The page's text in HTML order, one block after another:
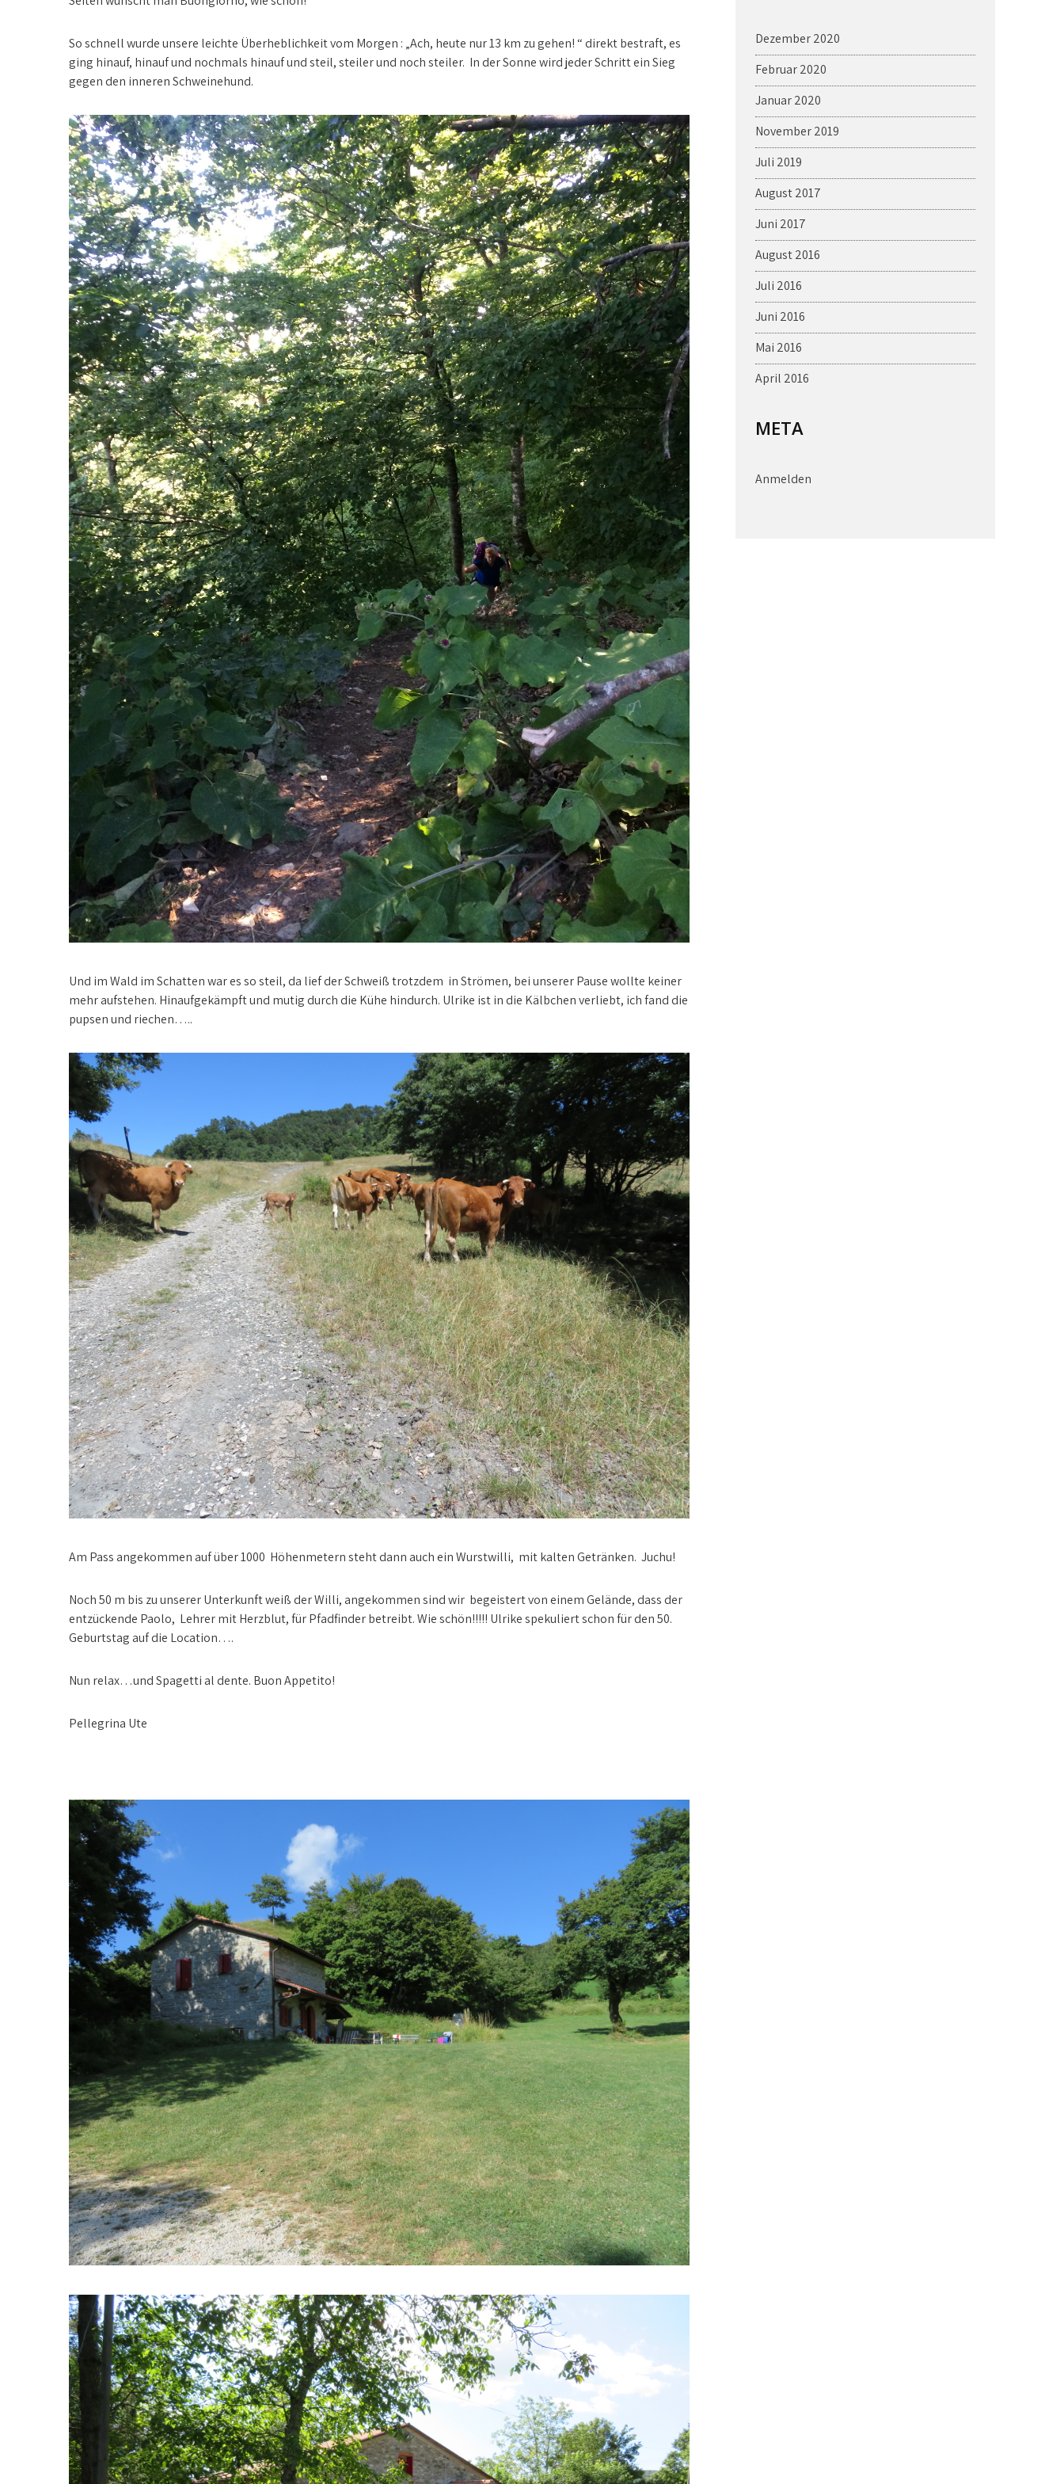
So schnell wurde unsere leichte Überheblichkeit vom Morgen : „Ach, heute nur 13 km zu gehen! “ direkt bestraft, es
ging hinauf, hinauf und nochmals hinauf und steil, steiler und noch steiler. In der Sonne wird jeder Schritt ein Sieg
gegen den inneren Schweinehund.
Und im Wald im Schatten war es so steil, da lief der Schweiß trotzdem in Strömen, bei unserer Pause wollte keiner
mehr aufstehen. Hinaufgekämpft und mutig durch die Kühe hindurch. Ulrike ist in die Kälbchen verliebt, ich fand die
pupsen und riechen…..
Am Pass angekommen auf über 1000 Höhenmetern steht dann auch ein Wurstwilli, mit kalten Getränken. Juchu!
Noch 50 m bis zu unserer Unterkunft weiß der Willi, angekommen sind wir begeistert von einem Gelände, dass der
entzückende Paolo, Lehrer mit Herzblut, für Pfadfinder betreibt. Wie schön!!!!! Ulrike spekuliert schon für den 50.
Geburtstag auf die Location….
Nun relax…und Spagetti al dente. Buon Appetito!
Pellegrina Ute
Dezember 2020
Februar 2020
Januar 2020
November 2019
Juli 2019
August 2017
Juni 2017
August 2016
Juli 2016
Juni 2016
Mai 2016
April 2016
META
Anmelden